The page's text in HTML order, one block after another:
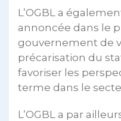
L’OGBL a
annoncée dans le
gouvernement de
précarisation du
favoriser les
terme dans le
L’OGBL a par